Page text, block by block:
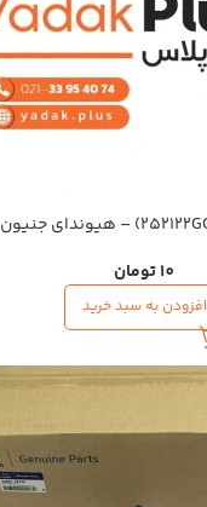
10تومان
افزودن به سبد خرید